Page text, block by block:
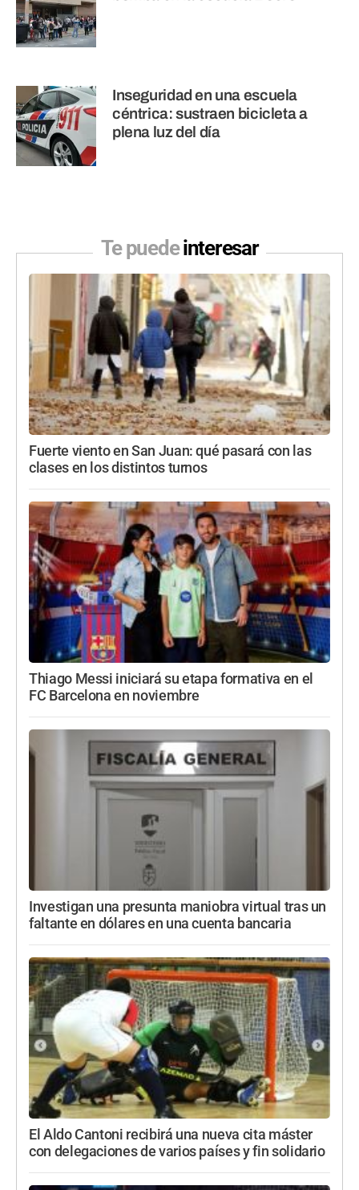
Inseguridad en una escuela
céntrica: sustraen bicicleta a
plena luz del día
Te puedeinteresar
Fuerte viento en San Juan: qué pasará con las
clases en los distintos turnos
Thiago Messi iniciará su etapa formativa en el
FC Barcelona en noviembre
Investigan una presunta maniobra virtual tras un
faltante en dólares en una cuenta bancaria
El Aldo Cantoni recibirá una nueva cita máster
con delegaciones de varios países y fin solidario